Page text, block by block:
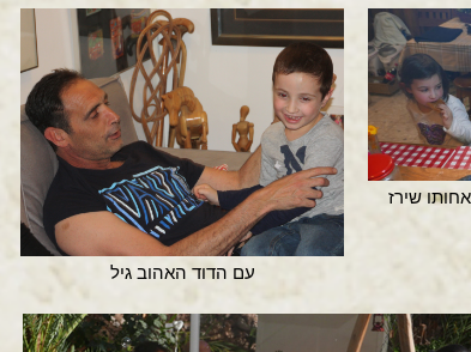
שירז
עם הדוד האהוב גיל